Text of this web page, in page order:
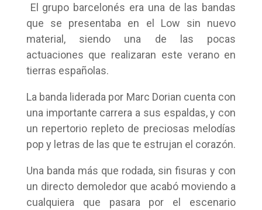
El grupo barcelonés era una de las bandas
que se presentaba en el Low sin nuevo
material, siendo una de las pocas
actuaciones que realizaran este verano en
tierras españolas.
La banda liderada por Marc Dorian cuenta con
una importante carrera a sus espaldas, y con
un repertorio repleto de preciosas melodías
pop y letras de las que te estrujan el corazón.
Una banda más que rodada, sin fisuras y con
un directo demoledor que acabó moviendo a
cualquiera que pasara por el escenario